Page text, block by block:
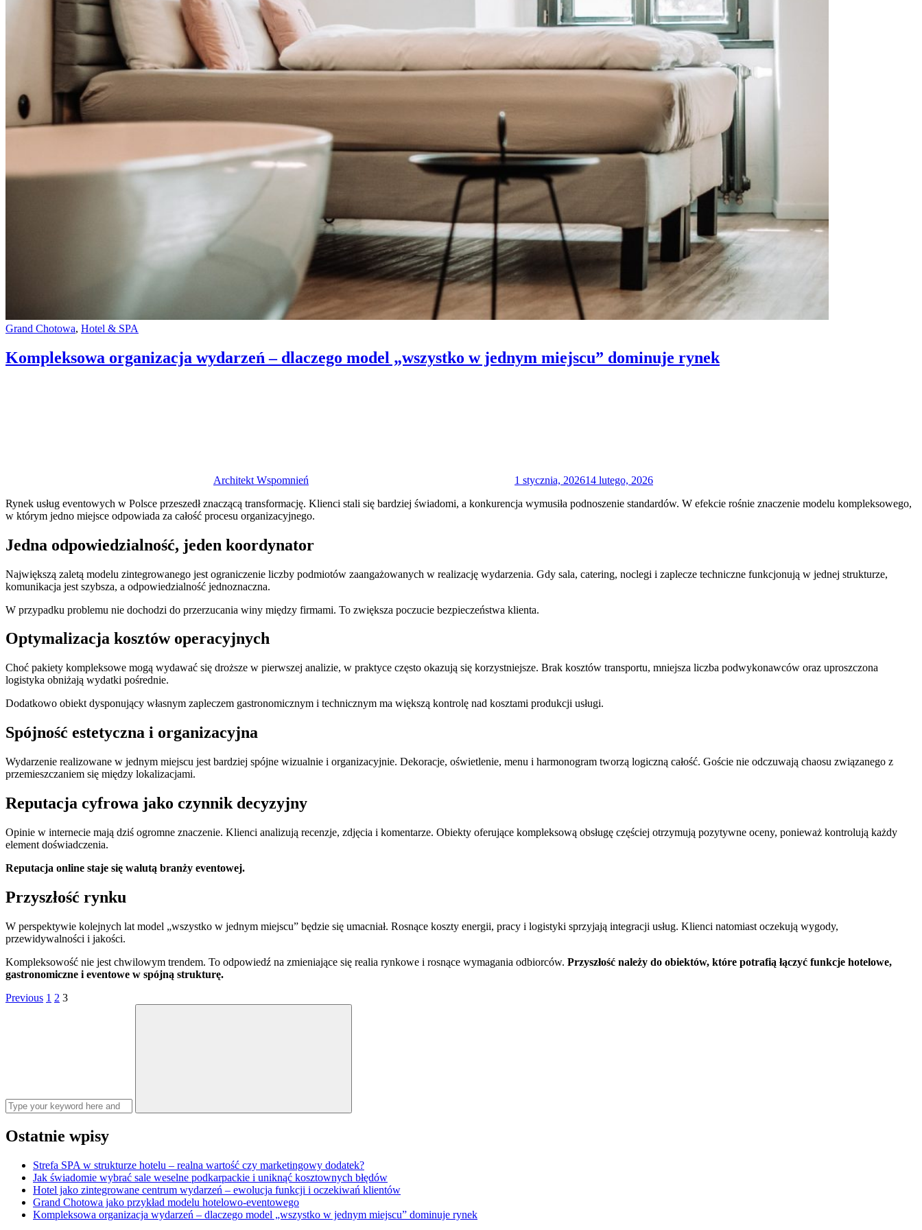
Categories:
Grand Chotowa, Hotel & SPA
Kompleksowa organizacja wydarzeń – dlaczego model „wszystko w jednym miejscu” dominuje rynek
Architekt Wspomnień 1 stycznia, 202614 lutego, 2026
Rynek usług eventowych w Polsce przeszedł znaczącą transformację. Klienci stali się bardziej świadomi, a konkurencja wymusiła podnoszenie standardów. W efekcie rośnie znaczenie modelu kompleksowego,
w którym jedno miejsce odpowiada za całość procesu organizacyjnego.
Jedna odpowiedzialność, jeden koordynator
Największą zaletą modelu zintegrowanego jest ograniczenie liczby podmiotów zaangażowanych w realizację wydarzenia. Gdy sala, catering, noclegi i zaplecze techniczne funkcjonują w jednej strukturze,
komunikacja jest szybsza, a odpowiedzialność jednoznaczna.
W przypadku problemu nie dochodzi do przerzucania winy między firmami. To zwiększa poczucie bezpieczeństwa klienta.
Optymalizacja kosztów operacyjnych
Choć pakiety kompleksowe mogą wydawać się droższe w pierwszej analizie, w praktyce często okazują się korzystniejsze. Brak kosztów transportu, mniejsza liczba podwykonawców oraz uproszczona
logistyka obniżają wydatki pośrednie.
Dodatkowo obiekt dysponujący własnym zapleczem gastronomicznym i technicznym ma większą kontrolę nad kosztami produkcji usługi.
Spójność estetyczna i organizacyjna
Wydarzenie realizowane w jednym miejscu jest bardziej spójne wizualnie i organizacyjnie. Dekoracje, oświetlenie, menu i harmonogram tworzą logiczną całość. Goście nie odczuwają chaosu związanego z
przemieszczaniem się między lokalizacjami.
Reputacja cyfrowa jako czynnik decyzyjny
Opinie w internecie mają dziś ogromne znaczenie. Klienci analizują recenzje, zdjęcia i komentarze. Obiekty oferujące kompleksową obsługę częściej otrzymują pozytywne oceny, ponieważ kontrolują każdy
element doświadczenia.
Reputacja online staje się walutą branży eventowej.
Przyszłość rynku
W perspektywie kolejnych lat model „wszystko w jednym miejscu” będzie się umacniał. Rosnące koszty energii, pracy i logistyki sprzyjają integracji usług. Klienci natomiast oczekują wygody,
przewidywalności i jakości.
Kompleksowość nie jest chwilowym trendem. To odpowiedź na zmieniające się realia rynkowe i rosnące wymagania odbiorców. Przyszłość należy do obiektów, które potrafią łączyć funkcje hotelowe,
gastronomiczne i eventowe w spójną strukturę.
Stronicowanie
Previous Page
1 Page
2 Page
3
Ostatnie wpisy
Strefa SPA w strukturze hotelu – realna wartość czy marketingowy dodatek?
Jak świadomie wybrać sale weselne podkarpackie i uniknąć kosztownych błędów
Hotel jako zintegrowane centrum wydarzeń – ewolucja funkcji i oczekiwań klientów
Grand Chotowa jako przykład modelu hotelowo-eventowego
Kompleksowa organizacja wydarzeń – dlaczego model „wszystko w jednym miejscu” dominuje rynek